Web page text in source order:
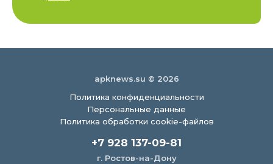
apknews.su © 2026
Политика конфиденциальности
Персональные данные
Политика обработки cookie-файлов
+7 928 137-09-81
г. Ростов-на-Дону